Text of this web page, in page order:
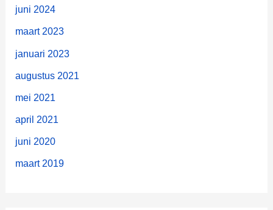
r
juni 2024
maart 2023
januari 2023
augustus 2021
mei 2021
april 2021
juni 2020
maart 2019